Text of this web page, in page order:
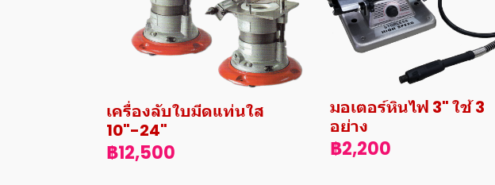
เครื่องลับใบมีดแท่นใส
10"-24"
฿12,500
มอเตอร์หินไฟ 3" ใช้ 3
อย่าง
฿2,200